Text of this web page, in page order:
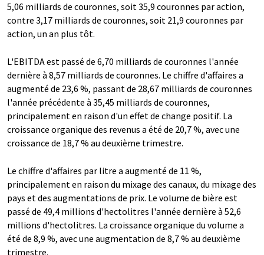
5,06 milliards de couronnes, soit 35,9 couronnes par action,
contre 3,17 milliards de couronnes, soit 21,9 couronnes par
action, un an plus tôt.
L'EBITDA est passé de 6,70 milliards de couronnes l'année
dernière à 8,57 milliards de couronnes. Le chiffre d'affaires a
augmenté de 23,6 %, passant de 28,67 milliards de couronnes
l'année précédente à 35,45 milliards de couronnes,
principalement en raison d'un effet de change positif. La
croissance organique des revenus a été de 20,7 %, avec une
croissance de 18,7 % au deuxième trimestre.
Le chiffre d'affaires par litre a augmenté de 11 %,
principalement en raison du mixage des canaux, du mixage des
pays et des augmentations de prix. Le volume de bière est
passé de 49,4 millions d'hectolitres l'année dernière à 52,6
millions d'hectolitres. La croissance organique du volume a
été de 8,9 %, avec une augmentation de 8,7 % au deuxième
trimestre.